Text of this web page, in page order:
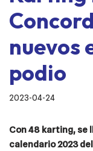
nuevos
podio
2023-04-24
Con 48 karting, se
calendario 2023